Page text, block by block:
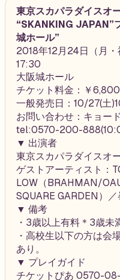
東京スカパラダイスオ
“SKANKING JAPAN”
城ホール”
2018年12月24日（月
17:30
大阪城ホール
チケット料金：￥
一般発売日：10/27(土
お問い合わせ：キョー
tel:0570-200-
▼ 出演者
東京スカパラダイスオ
ゲストアーティスト：
LOW（BRAHMAN/
SQUARE GARDEN）
▼ 備考
・3歳以上有料＊3歳未
・高校生以下の方は会
あり。
▼ プレイガイド
チケットぴあ 0570-